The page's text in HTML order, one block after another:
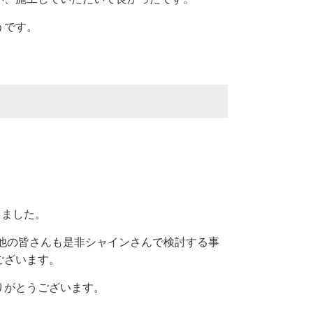
す。
した。
の皆さんも是非シャインさんで検討する事
います。
とうございます。